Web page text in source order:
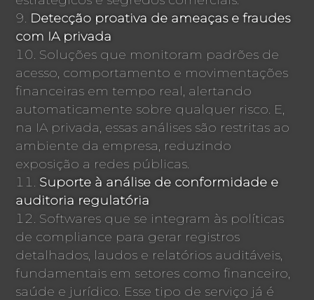
Detecção proativa de ameaças e fraudes
com IA privada
Soluções que monitoram padrões de
acesso, comportamento e movimentações
financeiras em tempo real, alertando
automaticamente sobre qualquer risco. E,
na IA privada, essas análises são restritas ao
ambiente da empresa, reduzindo
exposição a redes públicas.
Suporte à análise de conformidade e
auditoria regulatória
Softwares que se integram às políticas
de compliance para gerar registros
detalhados, laudos e relatórios auditáveis,
fundamentais em setores como financeiro,
saúde e jurídico. Esse tipo de serviço já é